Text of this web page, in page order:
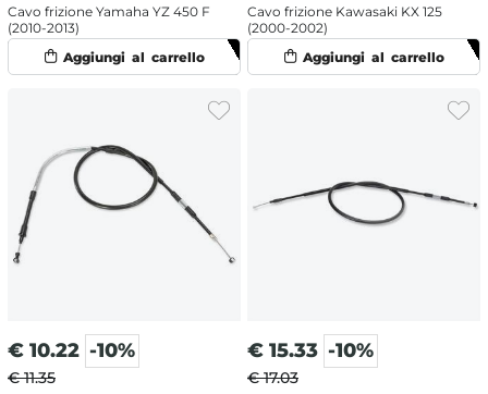
Cavo frizione Yamaha YZ 450 F
(2010-2013)
Cavo frizione Kawasaki KX 125
(2000-2002)
€ 10.22 -10%
€ 11.35
€ 15.33 -10%
€ 17.03